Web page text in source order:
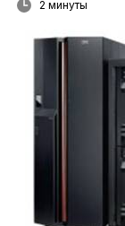
2 минуты